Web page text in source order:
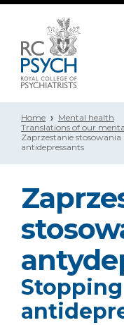
Home
Mental health
Translations of our
Zaprzestanie
antidepressants
Stopping